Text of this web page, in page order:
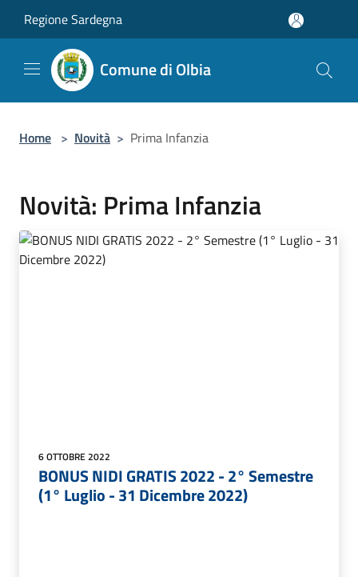
Regione Sardegna
Comune di Olbia
Home > Novità > Prima Infanzia
Novità: Prima Infanzia
6 OTTOBRE 2022
BONUS NIDI GRATIS 2022 - 2° Semestre
(1° Luglio - 31 Dicembre 2022)